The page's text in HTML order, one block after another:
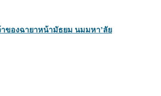
าของฉายาหน้ามัธยม นมมหา’ลัย